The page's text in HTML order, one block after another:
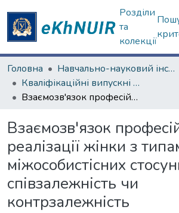
Розділи
та
колекції
Головна
Навчально-науковий інститут «Українська інженерно-педагогічна академія»
Кваліфікаційні випускні роботи магістрів. Навчально-науковий інститут «Українська інженерно-педагогічна академія»
Взаємозв'язок професійної реалізації жінки з типами міжособистісних стосунків: співзалежність чи контрзалежність
Взаємозв'язок
реалізації жінки з
міжособистісних
співзалежність чи
контрзалежність